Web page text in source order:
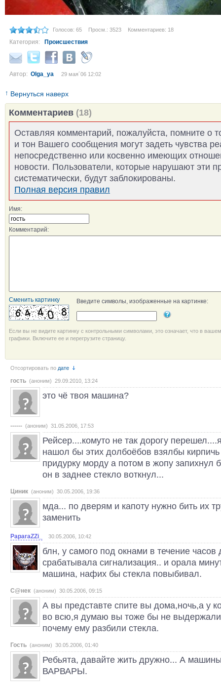
Голосов: 65 Просм.: 3523 Комментариев: 18
Категория: Происшествия
Автор: Olga_ya 29 мая´06 12:02
↑ Вернуться наверх
Комментариев (18)
Оставляя комментарий, пожалуйста, помните о
и тон Вашего сообщения могут задеть чувства
непосредственно или косвенно имеющих
новости. Пользователи, которые нарушают эти
систематически, будут заблокированы.
Полная версия правил
Имя:
Комментарий:
Сменить картинку Введите символы, изображенные на картинке:
Если вы не видите картинку с контрольными символами, это означает, что в
графики. Включите ее и перегрузите страницу.
Отсортировать по дате
гость (аноним) 29.09.2010, 13:24
это чё твоя машина?
------ (аноним) 31.05.2006, 17:53
Рейсер....комуто не так дорогу
нашол бы этих долбоёбов взялбы
придурку морду а потом в жопу запихнул
он в заднее стекло воткнул...
Циник (аноним) 30.05.2006, 19:36
мда... по дверям и капоту нужно бить их
заменить
PaparaZZi_ 30.05.2006, 10:42
блн, у самого под окнами в течение часов
срабатывала сигнализация.. и орала
машина, нафих бы стекла повыбивал.
С@нек (аноним) 30.05.2006, 09:15
А вы представте спите вы дома,ночь,а у
во всю,я думаю вы тоже бы не
почему ему разбили стекла.
Гость (аноним) 30.05.2006, 01:40
Ребьята, давайте жить дружно... А
ВАРВАРЫ.